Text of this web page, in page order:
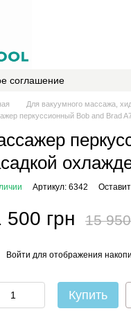
соглашение
Для вакуумного массажа,
перкуссионный Bob and Brad
Артикул: 6342
500 грн 15
Войти для отображения
Купить